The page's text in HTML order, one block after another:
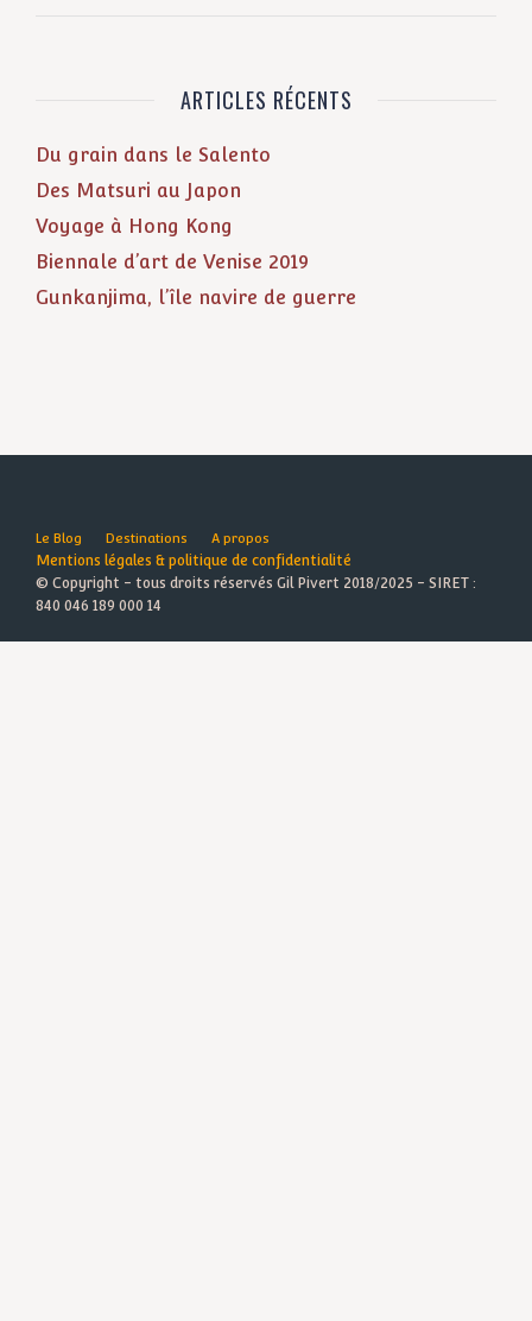
ARTICLES RÉCENTS
Du grain dans le Salento
Des Matsuri au Japon
Voyage à Hong Kong
Biennale d’art de Venise 2019
Gunkanjima, l’île navire de guerre
Le Blog Destinations A propos
Mentions légales & politique de confidentialité
© Copyright - tous droits réservés Gil Pivert 2018/2025 - SIRET :
840 046 189 000 14